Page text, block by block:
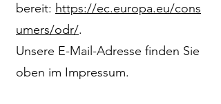
bereit: https://ec.europa.eu/cons
umers/odr/.
Unsere E-Mail-Adresse finden Sie
oben im Impressum.